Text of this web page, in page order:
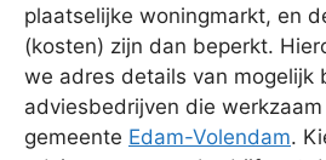
plaatselijke woningmarkt, en
(kosten) zijn dan beperkt.
we adres details van mogelijk
adviesbedrijven die
gemeente Edam-Volendam.